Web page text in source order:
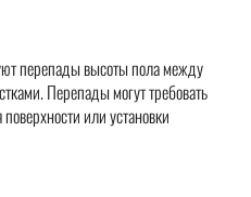
перепады высоты пола между
Перепады могут требовать
или установки